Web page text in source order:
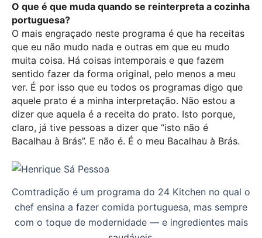
O que é que muda quando se reinterpreta a cozinha
portuguesa?
O mais engraçado neste programa é que ha receitas
que eu não mudo nada e outras em que eu mudo
muita coisa. Há coisas intemporais e que fazem
sentido fazer da forma original, pelo menos a meu
ver. É por isso que eu todos os programas digo que
aquele prato é a minha interpretação. Não estou a
dizer que aquela é a receita do prato. Isto porque,
claro, já tive pessoas a dizer que “isto não é
Bacalhau à Brás”. E não é. É o meu Bacalhau à Brás.
Comtradição é um programa do 24 Kitchen no qual o
chef ensina a fazer comida portuguesa, mas sempre
com o toque de modernidade — e ingredientes mais